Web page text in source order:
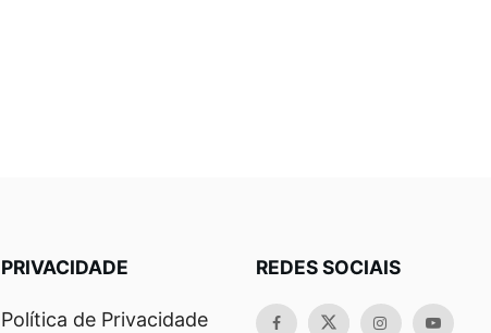
PRIVACIDADE
Política de Privacidade
REDES SOCIAIS